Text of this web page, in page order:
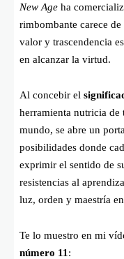
New Age ha
rimbombante carece
valor y trascendencia
en alcanzar la virtud.
Al concebir el
herramienta nutricia
mundo, se abre un
posibilidades donde
exprimir el sentido de
resistencias al
luz, orden y maestría
Te lo muestro en mi
número 11 :